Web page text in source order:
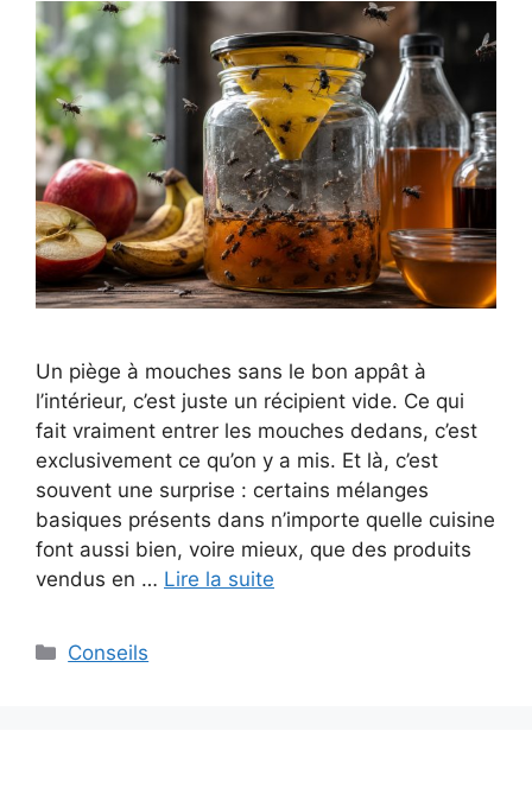
Un piège à mouches sans le bon appât à
l’intérieur, c’est juste un récipient vide. Ce qui
fait vraiment entrer les mouches dedans, c’est
exclusivement ce qu’on y a mis. Et là, c’est
souvent une surprise : certains mélanges
basiques présents dans n’importe quelle cuisine
font aussi bien, voire mieux, que des produits
vendus en … Lire la suite
Catégories
Conseils